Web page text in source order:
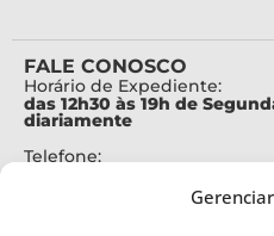
FALE CONOSCO
Horário de Expediente:
das 12h30 às 19h de
diariamente
Telefone: